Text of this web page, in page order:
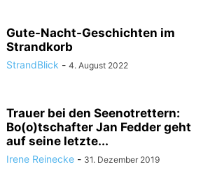
Gute-Nacht-Geschichten im
Strandkorb
StrandBlick - 4. August 2022
Trauer bei den Seenotrettern:
Bo(o)tschafter Jan Fedder geht
auf seine letzte...
Irene Reinecke - 31. Dezember 2019